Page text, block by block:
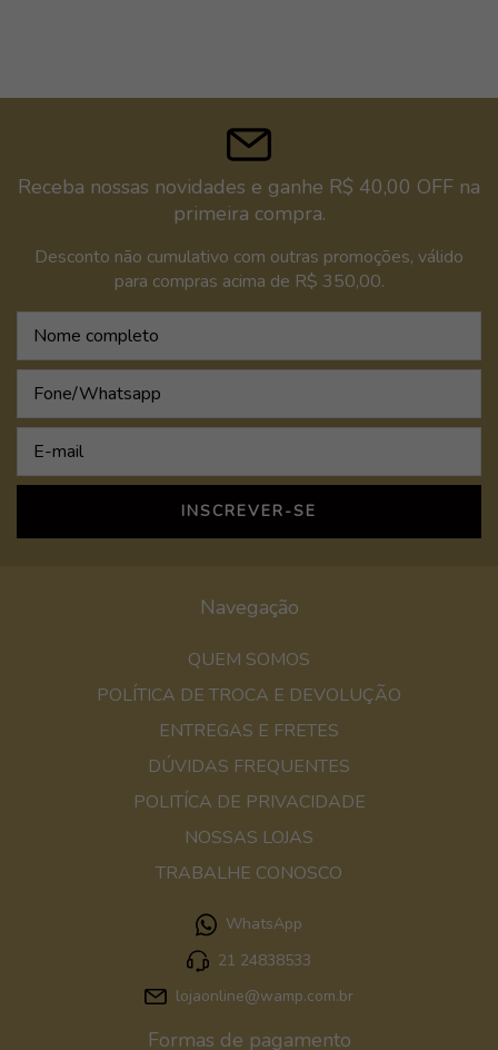
Receba nossas novidades e ganhe R$ 40,00 OFF na
primeira compra.
Desconto não cumulativo com outras promoções, válido
para compras acima de R$ 350,00.
Navegação
QUEM SOMOS
POLÍTICA DE TROCA E DEVOLUÇÃO
ENTREGAS E FRETES
DÚVIDAS FREQUENTES
POLITÍCA DE PRIVACIDADE
NOSSAS LOJAS
TRABALHE CONOSCO
WhatsApp
21 24838533
lojaonline@wamp.com.br
Formas de pagamento